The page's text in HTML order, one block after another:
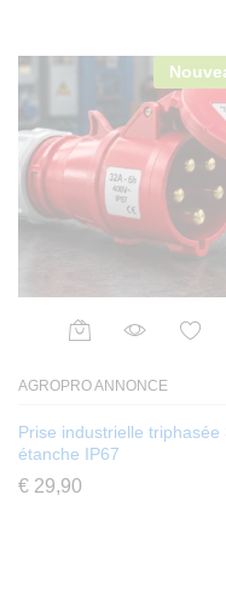
AGROPRO ANNONCE
Prise industrielle triphasée
étanche IP67
€ 29,90